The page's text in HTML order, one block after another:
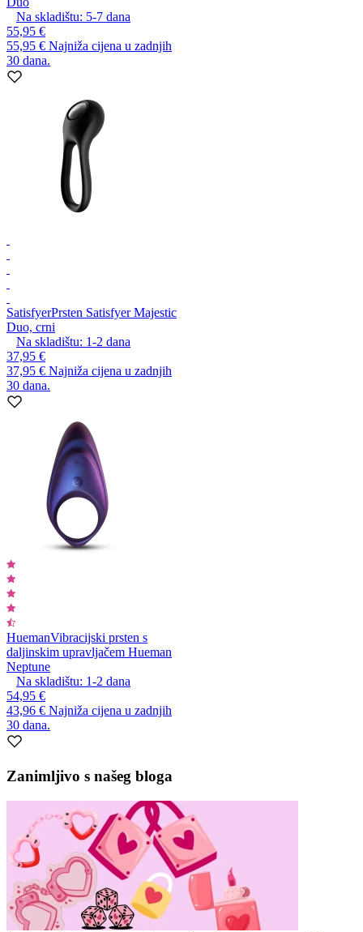
Na skladištu: 5-7 dana
55,95 €
55,95 € Najniža cijena u zadnjih
30 dana.
SatisfyerPrsten Satisfyer Majestic
Duo, crni
Na skladištu: 1-2 dana
37,95 €
37,95 € Najniža cijena u zadnjih
30 dana.
HuemanVibracijski prsten s
daljinskim upravljačem Hueman
Neptune
Na skladištu: 1-2 dana
54,95 €
43,96 € Najniža cijena u zadnjih
30 dana.
Zanimljivo s našeg bloga